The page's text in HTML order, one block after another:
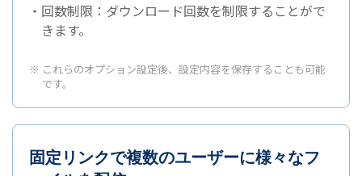
・回数制限：ダウンロード回数を制限することがで
きます。
※ これらのオプション設定後、設定内容を保存することも可能
です。
固定リンクで複数のユーザーに様々なフ